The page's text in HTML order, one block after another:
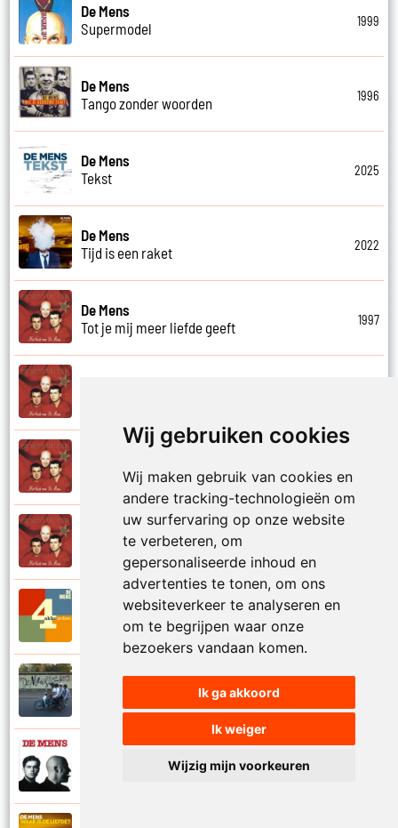
Wij gebruiken cookies
Wij maken gebruik van cookies en
andere tracking-technologieën om
uw surfervaring op onze website
te verbeteren, om
gepersonaliseerde inhoud en
advertenties te tonen, om ons
websiteverkeer te analyseren en
om te begrijpen waar onze
bezoekers vandaan komen.
Ik ga akkoord
Ik weiger
Wijzig mijn voorkeuren
De Mens
Supermodel
1999
De Mens
Tango zonder woorden
1996
De Mens
Tekst
2025
De Mens
Tijd is een raket
2022
De Mens
Tot je mij meer liefde geeft
1997
Val niet in liefde I
De Mens
Val niet in liefde II
De Mens
Vier akkoorden
De Mens
Vrijheid die niet eenzaam is